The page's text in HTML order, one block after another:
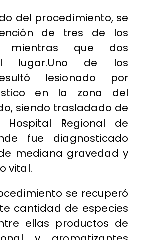
del procedimiento, se
de tres de los
mientras que dos
lugar.Uno de los
lesionado por
en la zona del
siendo trasladado de
Regional de
fue diagnosticado
mediana gravedad y
vital.
se recuperó
cantidad de especies
ellas productos de